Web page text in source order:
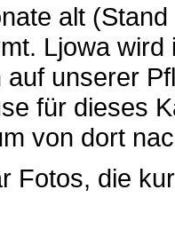
alt
Ljowa
unserer
für dieses
von dort
Fotos, die